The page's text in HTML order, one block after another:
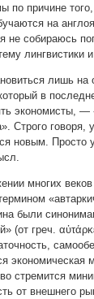
по причине
на
не собираюсь
лингвистики
лишь на
в
экономисты, —
Строго говоря,
новым. Просто
многих
были
(от греч.
экономическая
стремится
от внешнего